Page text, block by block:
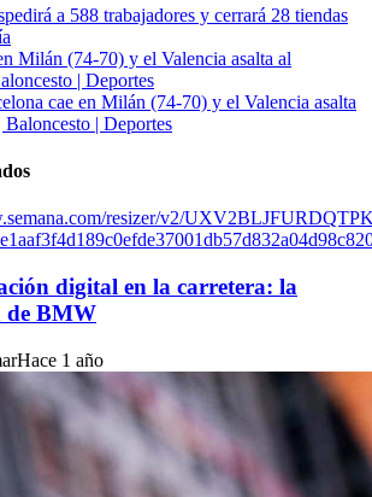
a 588 trabajadores y cerrará 28 tiendas
cae en Milán (74-70) y el Valencia asalta
| Deportes
digital en la carretera: la
de BMW
Hace 1 año